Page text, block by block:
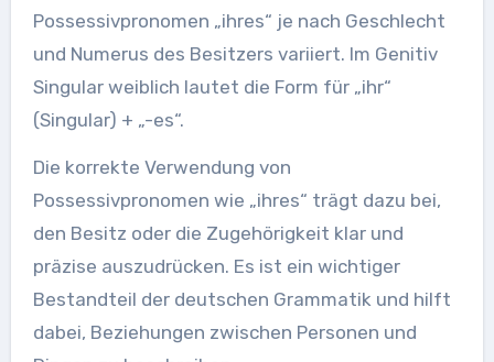
Possessivpronomen „ihres“ je nach Geschlecht
und Numerus des Besitzers variiert. Im Genitiv
Singular weiblich lautet die Form für „ihr“
(Singular) + „-es“.
Die korrekte Verwendung von
Possessivpronomen wie „ihres“ trägt dazu bei,
den Besitz oder die Zugehörigkeit klar und
präzise auszudrücken. Es ist ein wichtiger
Bestandteil der deutschen Grammatik und hilft
dabei, Beziehungen zwischen Personen und